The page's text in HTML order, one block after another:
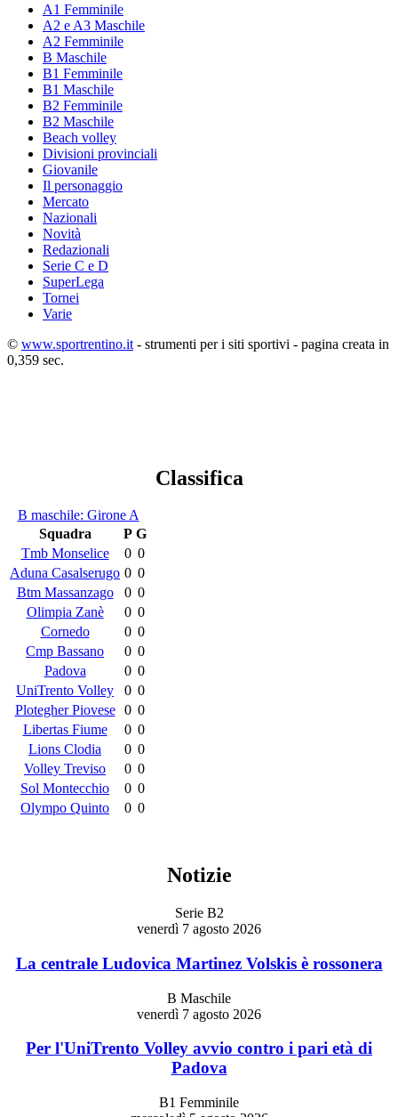
A1 Femminile
A2 e A3 Maschile
A2 Femminile
B Maschile
B1 Femminile
B1 Maschile
B2 Femminile
B2 Maschile
Beach volley
Divisioni provinciali
Giovanile
Il personaggio
Mercato
Nazionali
Novità
Redazionali
Serie C e D
SuperLega
Tornei
Varie
© www.sportrentino.it - strumenti per i siti sportivi - pagina creata in
0,359 sec.
Classifica
B maschile: Girone A
Squadra
P G
Tmb Monselice
0 0
Aduna Casalserugo 0 0
Btm Massanzago
0 0
Olimpia Zanè
0 0
Cornedo
0 0
Cmp Bassano
0 0
Padova
0 0
UniTrento Volley
0 0
Plotegher Piovese
0 0
Libertas Fiume
0 0
Lions Clodia
0 0
Volley Treviso
0 0
Sol Montecchio
0 0
Olympo Quinto
0 0
Notizie
Serie B2
venerdì 7 agosto 2026
La centrale Ludovica Martinez Volskis è rossonera
B Maschile
venerdì 7 agosto 2026
Per l'UniTrento Volley avvio contro i pari età di
Padova
B1 Femminile